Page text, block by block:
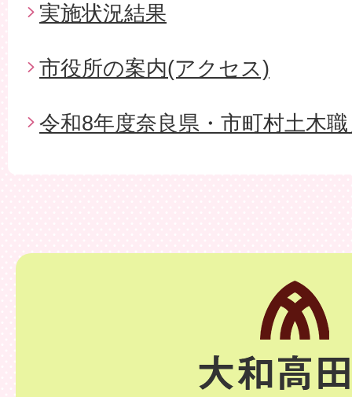
実施状況結果
市役所の案内(アクセス)
令和8年度奈良県・市町村土木